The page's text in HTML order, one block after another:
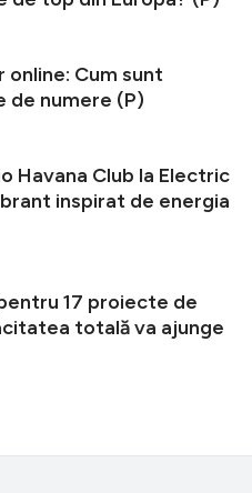
Cum sunt
numere (P)
Havana Club la Electric
inspirat de energia
17 proiecte de
totală va ajunge